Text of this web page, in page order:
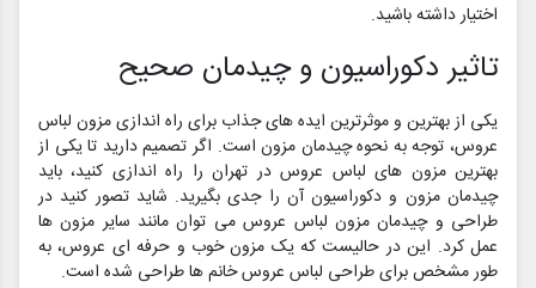
اختیار داشته باشید.
تاثیر دکوراسیون و چیدمان صحیح
یکی از بهترین و موثرترین ایده های جذاب برای راه اندازی مزون لباس
عروس، توجه به نحوه چیدمان مزون است. اگر تصمیم دارید تا یکی از
بهترین مزون های لباس عروس در تهران را راه اندازی کنید، باید
چیدمان مزون و دکوراسیون آن را جدی بگیرید. شاید تصور کنید در
طراحی و چیدمان مزون لباس عروس می توان مانند سایر مزون ها
عمل کرد. این در حالیست که یک مزون خوب و حرفه ای عروس، به
طور مشخص برای طراحی لباس عروس خانم ها طراحی شده است.